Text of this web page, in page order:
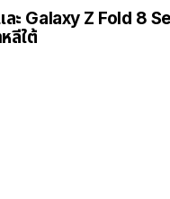
ะ Galaxy Z Fold 8
ลีใต้